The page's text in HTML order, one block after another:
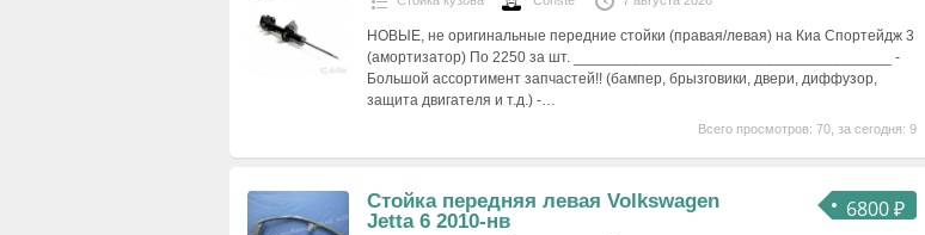
НОВЫЕ, не оригинальные передние стойки (правая/левая) на Киа Спортейдж 3
(амортизатор) По 2250 за шт. ______________________________________ -
Большой ассортимент запчастей!! (бампер, брызговики, двери, диффузор,
защита двигателя и т.д.) -…
Всего просмотров: 70, за сегодня: 9
6800 ₽
Стойка передняя левая Volkswagen
Jetta 6 2010-нв